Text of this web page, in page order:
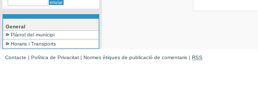
General
Plànol del municipi
Horaris i Transports
Contacte | Política de Privacitat | Normes ètiques de publicació de comentaris | RSS